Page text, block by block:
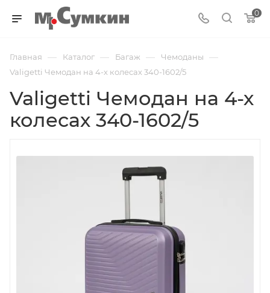
0
Главная — Каталог — Багаж — Чемоданы —
Valigetti Чемодан на 4-х колесах 340-1602/5
Valigetti Чемодан на 4-х
колесах 340-1602/5